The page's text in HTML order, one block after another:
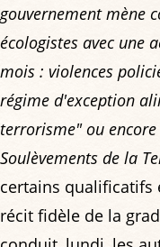
gouvernement mène
écologistes avec une
mois : violences
régime d'exception
terrorisme" ou
Soulèvements de la
certains qualificatifs
récit fidèle de la